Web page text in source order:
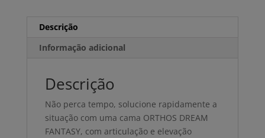
viscoelástico
Descrição
Informação adicional
Descrição
Não perca tempo, solucione rapidamente a
situação com uma cama ORTHOS DREAM
FANTASY, com articulação e elevação